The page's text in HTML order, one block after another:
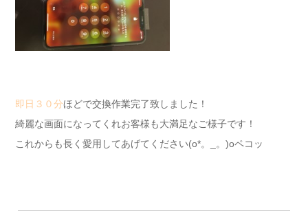
即日３０分ほどで交換作業完了致しました！
綺麗な画面になってくれお客様も大満足なご様子です！
これからも長く愛用してあげてください(o*。_。)oペコッ